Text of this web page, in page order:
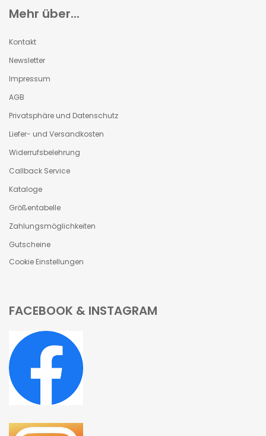
Mehr über...
Kontakt
Newsletter
Impressum
AGB
Privatsphäre und Datenschutz
Liefer- und Versandkosten
Widerrufsbelehrung
Callback Service
Kataloge
Größentabelle
Zahlungsmöglichkeiten
Gutscheine
Cookie Einstellungen
FACEBOOK & INSTAGRAM